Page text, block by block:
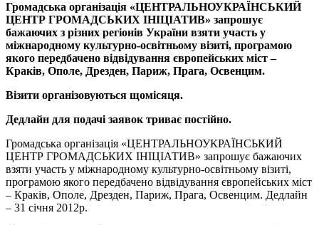
Громадська організація «ЦЕНТРАЛЬНОУКРАЇНСЬКИЙ
ЦЕНТР ГРОМАДСЬКИХ ІНІЦІАТИВ» запрошує
бажаючих з різних регіонів України взяти участь у
міжнародному культурно-освітньому візиті, програмою
якого передбачено відвідування європейських міст –
Краків, Ополе, Дрезден, Париж, Прага, Освенцим.
Візити організовуються щомісяця.
Дедлайн для подачі заявок триває постійно.
Громадська організація «ЦЕНТРАЛЬНОУКРАЇНСЬКИЙ
ЦЕНТР ГРОМАДСЬКИХ ІНІЦІАТИВ» запрошує бажаючих
взяти участь у міжнародному культурно-освітньому візиті,
програмою якого передбачено відвідування європейських міст
– Краків, Ополе, Дрезден, Париж, Прага, Освенцим. Дедлайн
– 31 січня 2012р.